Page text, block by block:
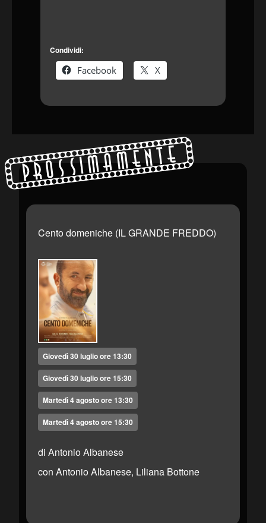
Condividi:
Facebook X
Prossimamente
Cento domeniche (IL GRANDE FREDDO)
Giovedì 30 luglio ore 13:30
Giovedì 30 luglio ore 15:30
Martedì 4 agosto ore 13:30
Martedì 4 agosto ore 15:30
di Antonio Albanese
con Antonio Albanese, Liliana Bottone